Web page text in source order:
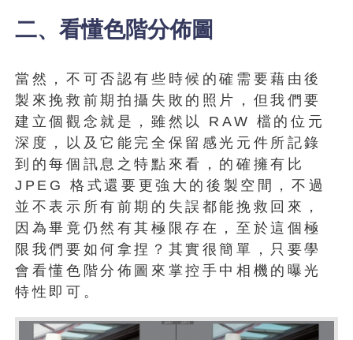
二、看懂色階分佈圖
當然，不可否認有些時候的確需要藉由後
製來挽救前期拍攝失敗的照片，但我們要
建立個觀念就是，雖然以 RAW 檔的位元
深度，以及它能完全保留感光元件所記錄
到的每個訊息之特點來看，的確擁有比
JPEG 格式還要更強大的後製空間，不過
並不表示所有前期的失誤都能挽救回來，
因為畢竟仍然有其極限存在，至於這個極
限我們要如何拿捏？其實很簡單，只要學
會看懂色階分佈圖來掌控手中相機的曝光
特性即可。